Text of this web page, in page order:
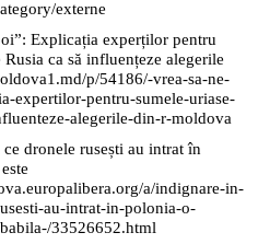
externe
Explicația experților pentru
ca să influențeze alegerile
p/54186/-vrea-sa-ne-
expertilor-pentru-sumele-uriase-
alegerile-din-r-moldova
dronele rusești au intrat în
a/indignare-in-
au-intrat-in-polonia-o-
33526652.html